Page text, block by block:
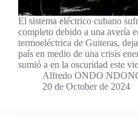
El sistema eléctrico cubano
completo debido a una avería
termoeléctrica de Guiteras,
país en medio de una crisis
sumió a en la oscuridad este
Alfredo ONDO
20 de October de 2024